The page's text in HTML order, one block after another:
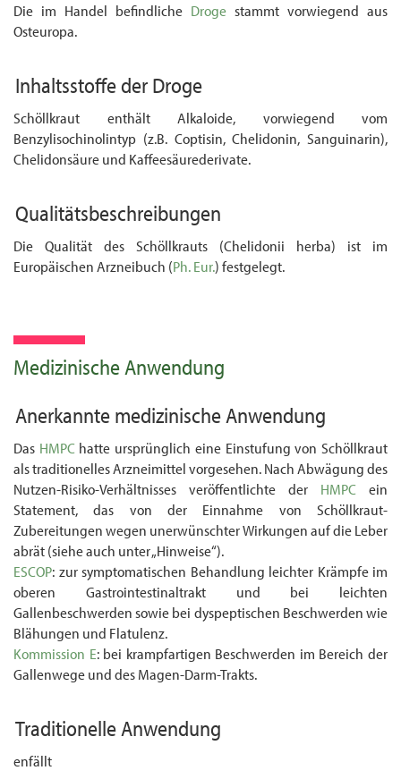
Die im Handel befindliche Droge stammt vorwiegend aus
Osteuropa.
Inhaltsstoffe der Droge
Schöllkraut enthält Alkaloide, vorwiegend vom
Benzylisochinolintyp (z.B. Coptisin, Chelidonin, Sanguinarin),
Chelidonsäure und Kaffeesäurederivate.
Qualitätsbeschreibungen
Die Qualität des Schöllkrauts (Chelidonii herba) ist im
Europäischen Arzneibuch (Ph. Eur.) festgelegt.
Medizinische Anwendung
Anerkannte medizinische Anwendung
Das HMPChatte ursprünglich eine Einstufung von Schöllkraut
als traditionelles Arznei­mittel vorgesehen. Nach Abwägung des
Nutzen-Risiko-Verhältnisses veröffentlichte der HMPC ein
Statement, das von der Einnahme von Schöllkraut-
Zubereitungen wegen uner­wünschter Wirkungen auf die Leber
abrät (siehe auch unter „Hinweise“).
ESCOP: zur symptomatischen Behandlung leichter Krämpfe im
oberen Gastrointestinaltrakt und bei leichten
Gallenbeschwerden sowie bei dyspeptischen Beschwerden wie
Blähungen und Flatulenz.
Kommission E: bei krampfartigen Beschwerden im Bereich der
Gallenwege und des Magen-Darm-Trakts.
Traditionelle Anwendung
enfällt